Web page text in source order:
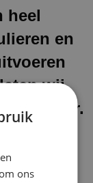
heel
en
wij
achter.
ons